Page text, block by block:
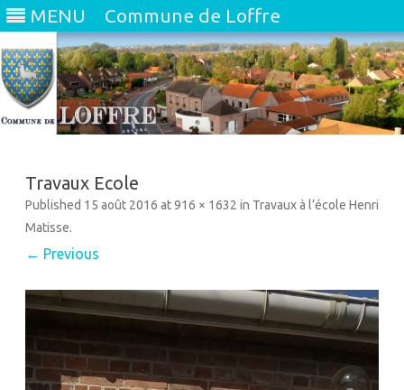
MENU Commune de Loffre
Travaux Ecole
Published 15 août 2016 at916 × 1632 in Travaux à l’école Henri
Matisse.
← Previous